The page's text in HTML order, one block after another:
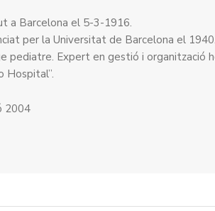
a Barcelona el 5-3-1916.
per la Universitat de Barcelona el 1940.
pediatre. Expert en gestió i organització
Hospital”.
2004